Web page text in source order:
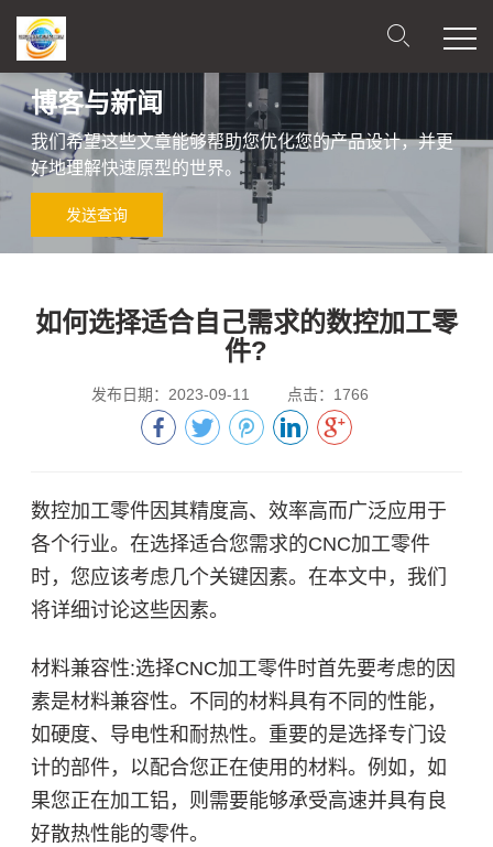
博客与新闻
我们希望这些文章能够帮助您优化您的产品设计，并更
好地理解快速原型的世界。
发送查询
如何选择适合自己需求的数控加工零
件?
发布日期：2023-09-11 点击：1766
数控加工零件因其精度高、效率高而广泛应用于
各个行业。在选择适合您需求的CNC加工零件
时，您应该考虑几个关键因素。在本文中，我们
将详细讨论这些因素。
材料兼容性:选择CNC加工零件时首先要考虑的因
素是材料兼容性。不同的材料具有不同的性能，
如硬度、导电性和耐热性。重要的是选择专门设
计的部件，以配合您正在使用的材料。例如，如
果您正在加工铝，则需要能够承受高速并具有良
好散热性能的零件。